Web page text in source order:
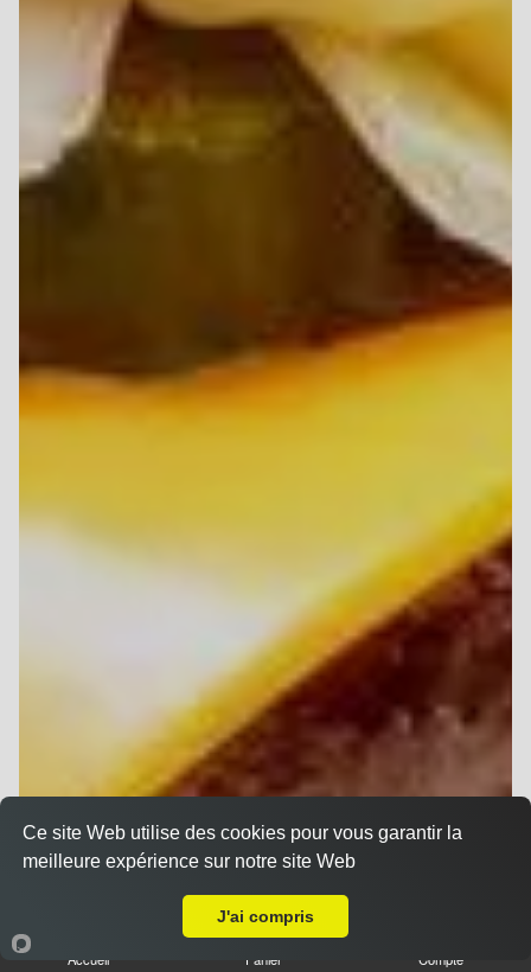
Accueil Panier Compte
Ce site Web utilise des cookies pour vous garantir la
meilleure expérience sur notre site Web
J'ai compris